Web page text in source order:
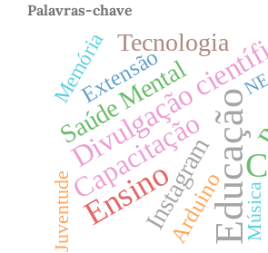
Palavras-chave
Educação
Ensino
Divulgação
Capacitação
Tecnologia
Instagram
Saúde Mental
Extensão
Arduino
Memória
Música
Juventude